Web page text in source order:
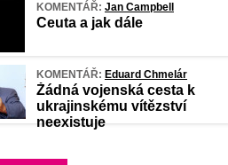
KOMENTÁŘ: Jan Campbell
Ceuta a jak dále
KOMENTÁŘ: Eduard Chmelár
Žádná vojenská cesta k
ukrajinskému vítězství
neexistuje